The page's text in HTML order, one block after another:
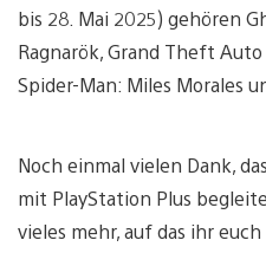
bis 28. Mai 2025) gehören
Ragnarök, Grand Theft Auto
Spider-Man: Miles Morales
Noch einmal vielen Dank,
mit PlayStation Plus
vieles mehr, auf das ihr